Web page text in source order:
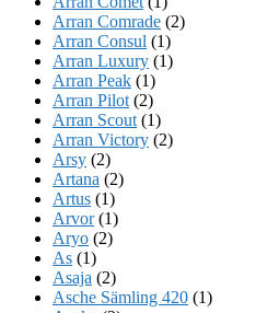
Arran Comrade (2)
Arran Consul (1)
Arran Luxury (1)
Arran Peak (1)
Arran Pilot (2)
Arran Scout (1)
Arran Victory (2)
Arsy (2)
Artana (2)
Artus (1)
Arvor(1)
Aryo (2)
As (1)
Asaja (2)
Asche Sämling 420 (1)